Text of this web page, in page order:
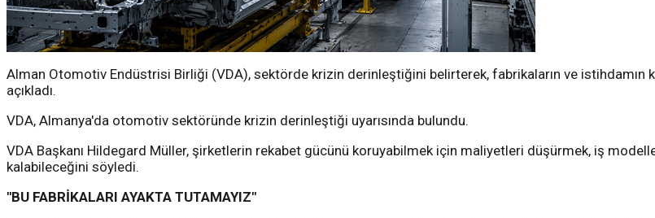
Alman Otomotiv Endüstrisi Birliği (VDA), sektörde krizin derinleştiğini belirterek, fabrikaların ve
açıkladı.
VDA, Almanya'da otomotiv sektöründe krizin derinleştiği uyarısında bulundu.
VDA Başkanı Hildegard Müller, şirketlerin rekabet gücünü koruyabilmek için maliyetleri düşürmek, iş
kalabileceğini söyledi.
"BU FABRİKALARI AYAKTA TUTAMAYIZ"